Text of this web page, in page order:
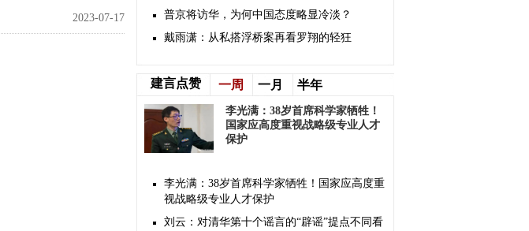
2023-07-17
普京将访华，为何中国态度略显冷淡？
戴雨潇：从私搭浮桥案再看罗翔的轻狂
建言点赞 一周 一月 半年
李光满：38岁首席科学家牺牲！
国家应高度重视战略级专业人才
保护
李光满：38岁首席科学家牺牲！国家应高度重
视战略级专业人才保护
刘云：对清华第十个谣言的“辟谣”提点不同看